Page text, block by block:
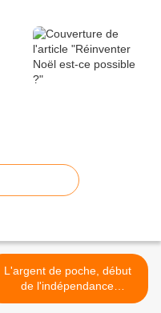
L'argent de poche, début
de l'indépendance
financière ? >